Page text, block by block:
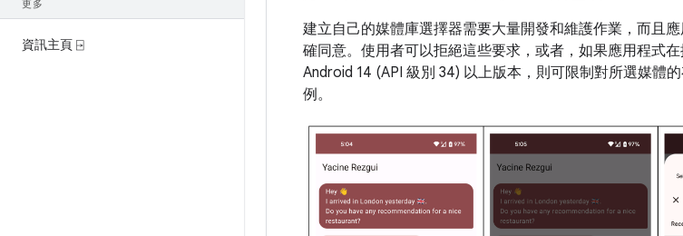
更多
資訊主頁 ⍈
建立自己的媒體庫選擇器需要大量開發和維護作業，而且
確同意。使用者可以拒絕這些要求，或者，如果應用程式
Android 14 (API 級別 34) 以上版本，則可限制對所選媒體
例。